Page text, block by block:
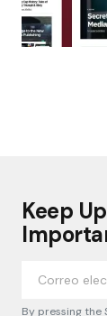
Keep
By pressing the